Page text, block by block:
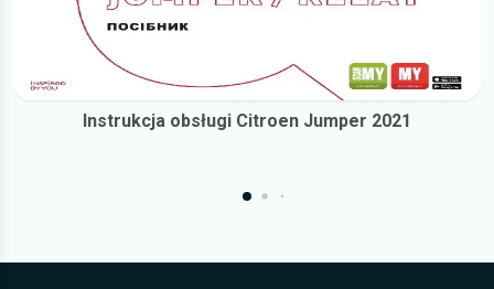
Instrukcja obsługi Citroen Jumper 2021